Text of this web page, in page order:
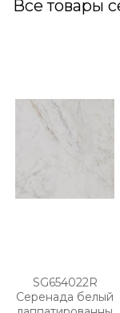
Все товары
SG654022R
Серенада белый